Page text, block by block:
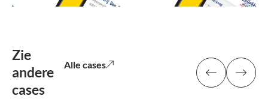
Zie
andere
cases
Alle cases